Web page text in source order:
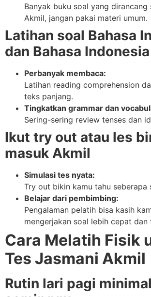
Banyak buku soal yang dirancang
Akmil, jangan pakai materi umum.
Latihan soal Bahasa
dan Bahasa Indonesia
Perbanyak membaca:
Latihan reading comprehension
teks panjang.
Tingkatkan grammar dan
Sering-sering review tenses dan
Ikut try out atau les
masuk Akmil
Simulasi tes nyata:
Try out bikin kamu tahu seberapa
Belajar dari pembimbing:
Pengalaman pelatih bisa kasih
mengerjakan soal lebih cepat dan
Cara Melatih Fisik
Tes Jasmani Akmil
Rutin lari pagi